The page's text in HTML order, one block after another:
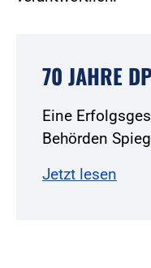
70 JAHRE
Eine
Behörden
Jetzt lesen